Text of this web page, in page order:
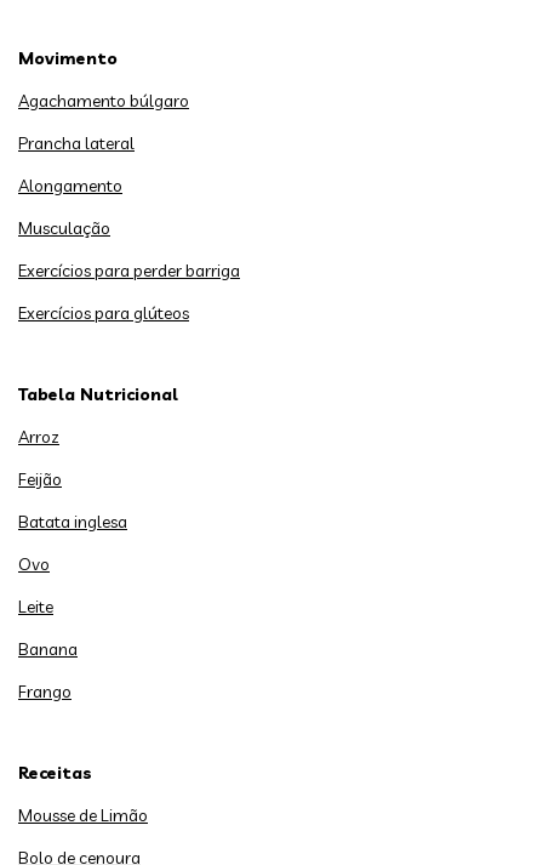
Movimento
Agachamento búlgaro
Prancha lateral
Alongamento
Musculação
Exercícios para perder barriga
Exercícios para glúteos
Tabela Nutricional
Arroz
Feijão
Batata inglesa
Ovo
Leite
Banana
Frango
Receitas
Mousse de Limão
Bolo de cenoura